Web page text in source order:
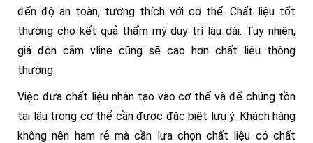
đến độ an toàn, tương thích với cơ thể. Chất liệu tốt
thường cho kết quả thẩm mỹ duy trì lâu dài. Tuy nhiên,
giá độn cằm vline cũng sẽ cao hơn chất liệu thông
thường.
Việc đưa chất liệu nhân tạo vào cơ thể và để chúng tồn
tại lâu trong cơ thể cần được đặc biệt lưu ý. Khách hàng
không nên ham rẻ mà cần lựa chọn chất liệu có chất